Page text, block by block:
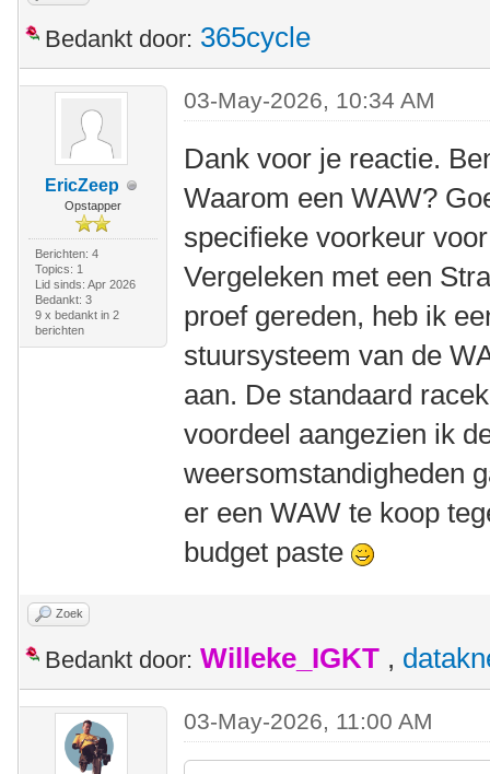
Bedankt door: 365cycle
EricZeep
Opstapper
Berichten: 4
Topics: 1
Lid sinds: Apr 2026
Bedankt: 3
9 x bedankt in 2
berichten
03-May-2026, 10:34 AM
Dank voor je reactie.
Waarom een WAW?
specifieke voorkeur
Vergeleken met een
proef gereden, heb ik
stuursysteem van de
aan. De standaard
voordeel aangezien ik
weersomstandigheden
er een WAW te koop
budget paste
Zoek
Bedankt door: Willeke_IGKT ,
03-May-2026, 11:00 AM